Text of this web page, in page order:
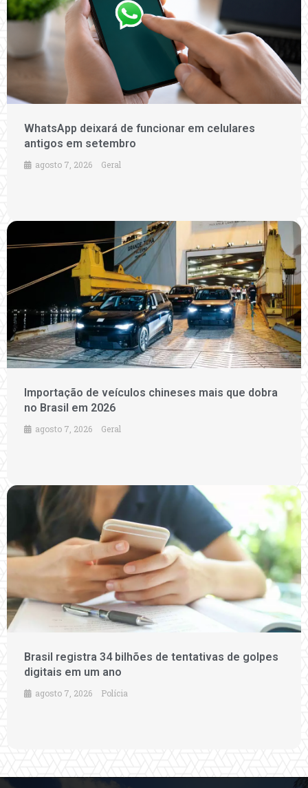
WhatsApp deixará de funcionar em celulares
antigos em setembro
agosto 7, 2026 Geral
Importação de veículos chineses mais que dobra
no Brasil em 2026
agosto 7, 2026 Geral
Brasil registra 34 bilhões de tentativas de golpes
digitais em um ano
agosto 7, 2026 Polícia